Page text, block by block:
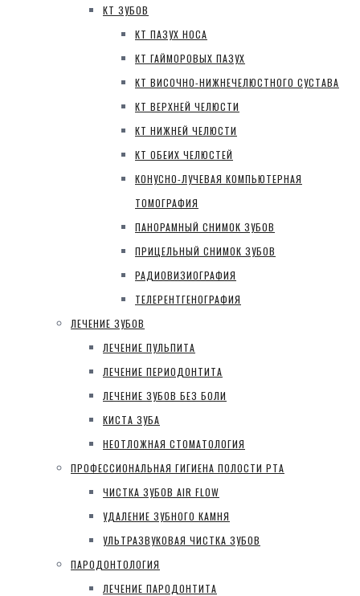
КТ ЗУБОВ
КТ ПАЗУХ НОСА
КТ ГАЙМОРОВЫХ ПАЗУХ
КТ ВИСОЧНО-НИЖНЕЧЕЛЮСТНОГО СУСТАВА
КТ ВЕРХНЕЙ ЧЕЛЮСТИ
КТ НИЖНЕЙ ЧЕЛЮСТИ
КТ ОБЕИХ ЧЕЛЮСТЕЙ
КОНУСНО-ЛУЧЕВАЯ КОМПЬЮТЕРНАЯ
ТОМОГРАФИЯ
ПАНОРАМНЫЙ СНИМОК ЗУБОВ
ПРИЦЕЛЬНЫЙ СНИМОК ЗУБОВ
РАДИОВИЗИОГРАФИЯ
ТЕЛЕРЕНТГЕНОГРАФИЯ
ЛЕЧЕНИЕ ЗУБОВ
ЛЕЧЕНИЕ ПУЛЬПИТА
ЛЕЧЕНИЕ ПЕРИОДОНТИТА
ЛЕЧЕНИЕ ЗУБОВ БЕЗ БОЛИ
КИСТА ЗУБА
НЕОТЛОЖНАЯ СТОМАТОЛОГИЯ
ПРОФЕССИОНАЛЬНАЯ ГИГИЕНА ПОЛОСТИ РТА
ЧИСТКА ЗУБОВ AIR FLOW
УДАЛЕНИЕ ЗУБНОГО КАМНЯ
УЛЬТРАЗВУКОВАЯ ЧИСТКА ЗУБОВ
ПАРОДОНТОЛОГИЯ
ЛЕЧЕНИЕ ПАРОДОНТИТА